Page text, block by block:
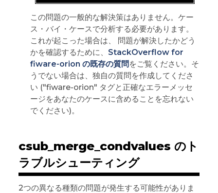
この問題の一般的な解決策はありません。ケー
ス・バイ・ケースで分析する必要があります。
これが起こった場合は、 問題が解決したかどう
かを確認するために、 StackOverflow for
fiware-orion の既存の質問 をご覧ください。そ
うでない場合は、独自の質問を作成してくださ
い ("fiware-orion" タグと正確なエラーメッセ
ージをあなたのケースに含めることを忘れない
でください)。
csub_merge_condvalues のト
ラブルシューティング
2つの異なる種類の問題が発生する可能性がありま